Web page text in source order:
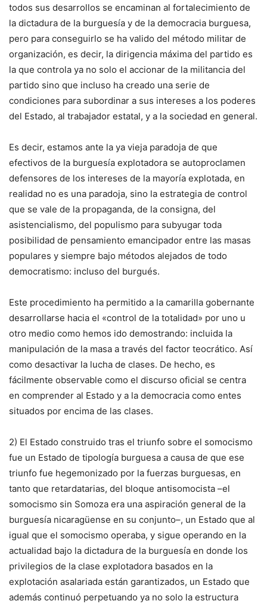
todos sus desarrollos se encaminan al fortalecimiento de
la dictadura de la burguesía y de la democracia burguesa,
pero para conseguirlo se ha valido del método militar de
organización, es decir, la dirigencia máxima del partido es
la que controla ya no solo el accionar de la militancia del
partido sino que incluso ha creado una serie de
condiciones para subordinar a sus intereses a los poderes
del Estado, al trabajador estatal, y a la sociedad en general.
Es decir, estamos ante la ya vieja paradoja de que
efectivos de la burguesía explotadora se autoproclamen
defensores de los intereses de la mayoría explotada, en
realidad no es una paradoja, sino la estrategia de control
que se vale de la propaganda, de la consigna, del
asistencialismo, del populismo para subyugar toda
posibilidad de pensamiento emancipador entre las masas
populares y siempre bajo métodos alejados de todo
democratismo: incluso del burgués.
Este procedimiento ha permitido a la camarilla gobernante
desarrollarse hacia el «control de la totalidad» por uno u
otro medio como hemos ido demostrando: incluida la
manipulación de la masa a través del factor teocrático. Así
como desactivar la lucha de clases. De hecho, es
fácilmente observable como el discurso oficial se centra
en comprender al Estado y a la democracia como entes
situados por encima de las clases.
2) El Estado construido tras el triunfo sobre el somocismo
fue un Estado de tipología burguesa a causa de que ese
triunfo fue hegemonizado por la fuerzas burguesas, en
tanto que retardatarias, del bloque antisomocista –el
somocismo sin Somoza era una aspiración general de la
burguesía nicaragüense en su conjunto–, un Estado que al
igual que el somocismo operaba, y sigue operando en la
actualidad bajo la dictadura de la burguesía en donde los
privilegios de la clase explotadora basados en la
explotación asalariada están garantizados, un Estado que
además continuó perpetuando ya no solo la estructura